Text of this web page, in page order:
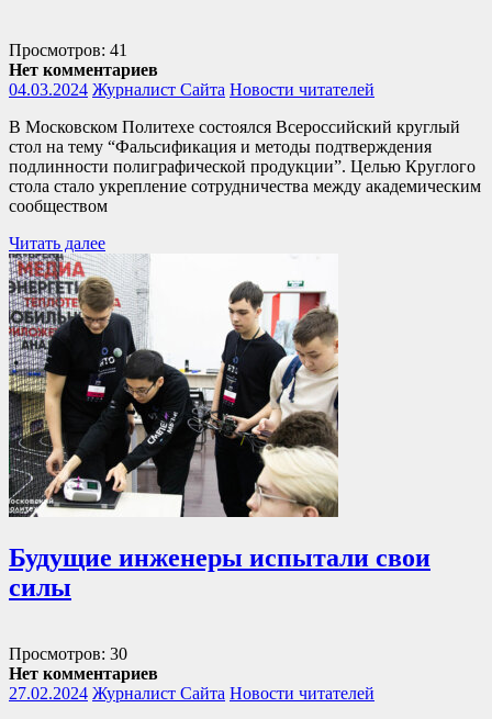
Просмотров: 41
Нет комментариев
04.03.2024 Журналист Сайта Новости читателей
В Московском Политехе состоялся Всероссийский круглый
стол на тему “Фальсификация и методы подтверждения
подлинности полиграфической продукции”. Целью Круглого
стола стало укрепление сотрудничества между академическим
сообществом
Читать далее
Будущие инженеры испытали свои
силы
Просмотров: 30
Нет комментариев
27.02.2024 Журналист Сайта Новости читателей